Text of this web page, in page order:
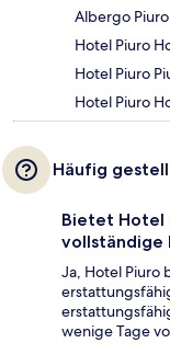
Albergo Piuro
Hotel Piuro
Hotel Piuro
Hotel Piuro
Häufig
Bietet Hotel
vollständige
Ja, Hotel Piuro
wenige Tage